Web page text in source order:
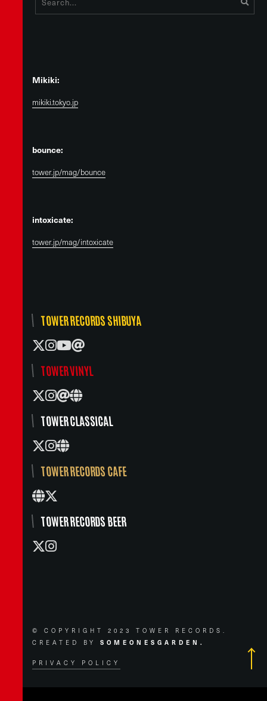
Mikiki:
mikiki.tokyo.jp
bounce:
tower.jp/mag/bounce
intoxicate:
tower.jp/mag/intoxicate
TOWER RECORDS SHIBUYA
TOWER VINYL
TOWER CLASSICAL
TOWER RECORDS CAFE
TOWER RECORDS BEER
© COPYRIGHT 2023 TOWER RECORDS.
CREATED BY SOMEONESGARDEN.
PRIVACY POLICY